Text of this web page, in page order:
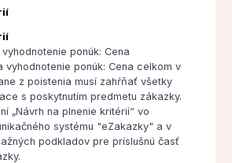
ponúk: Cena
vyhodnotenie ponúk: Cena celkom v
z poistenia musí zahŕňať všetky
s poskytnutím predmetu zákazky.
„Návrh na plnenie kritérií“ vo
systému "eZakazky" a v
podkladov pre príslušnú časť